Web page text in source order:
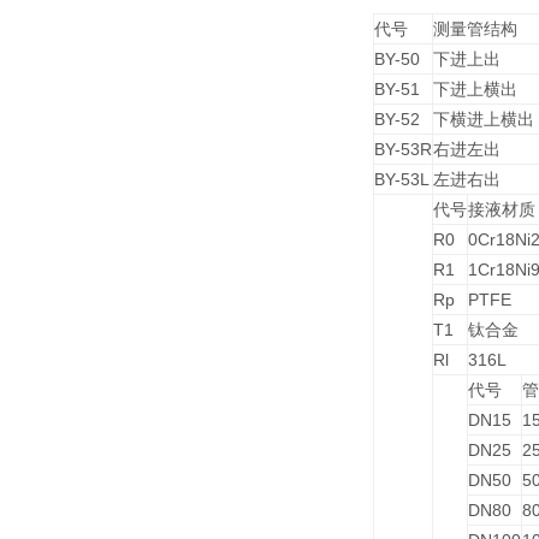
代号
测量管结构
BY-50
下进上出
BY-51
下进上横出
BY-52
下横进上横出
BY-53R右进左出
BY-53L 左进右出
代号接液材质
R0
R1
Rp
PTFE
T1
钛合金
Rl
316L
代号
DN15
DN25
DN50
DN80